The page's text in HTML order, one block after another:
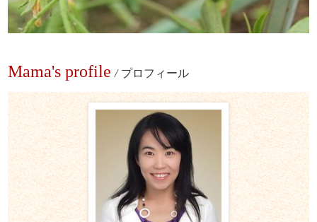
Mama's profile / プロフィール